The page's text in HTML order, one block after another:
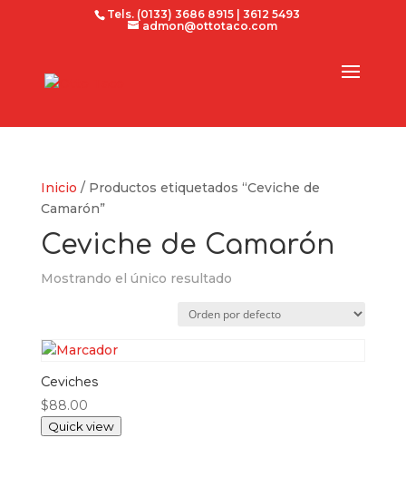
Tels. (0133) 3686 8915 | 3612 5493
admon@ottotaco.com
Inicio / Productos etiquetados “Ceviche de
Camarón”
Ceviche de Camarón
Mostrando el único resultado
Ceviches
$88.00
Quick view